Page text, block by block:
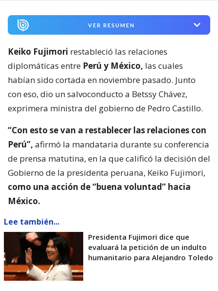
VER RESUMEN
Keiko Fujimori restableció las relaciones
diplomáticas entre Perú y México, las cuales
habían sido cortada en noviembre pasado. Junto
con eso, dio un salvoconducto a Betssy Chávez,
exprimera ministra del gobierno de Pedro Castillo.
“Con esto se van a restablecer las relaciones con
Perú”, afirmó la mandataria durante su conferencia
de prensa matutina, en la que calificó la decisión del
Gobierno de la presidenta peruana, Keiko Fujimori,
como una acción de “buena voluntad” hacia
México.
Lee también...
Presidenta Fujimori dice que
evaluará la petición de un indulto
humanitario para Alejandro Toledo